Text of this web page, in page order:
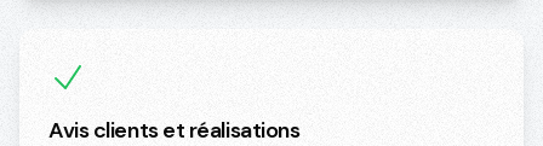
Avis clients et réalisations